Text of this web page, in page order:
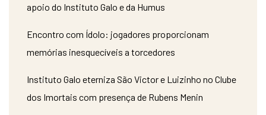
apoio do Instituto Galo e da Humus
Encontro com Ídolo: jogadores proporcionam
memórias inesquecíveis a torcedores
Instituto Galo eterniza São Victor e Luizinho no Clube
dos Imortais com presença de Rubens Menin